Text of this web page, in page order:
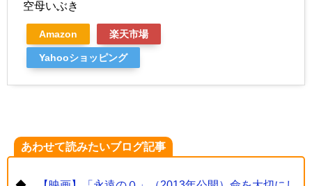
空母いぶき
Amazon 楽天市場
Yahooショッピング
あわせて読みたいブログ記事